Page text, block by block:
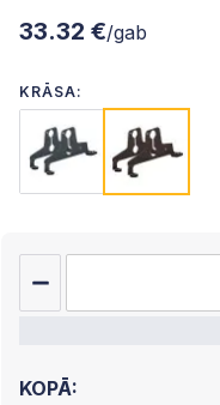
33.32 €/gab
KRĀSA:
KOPĀ: